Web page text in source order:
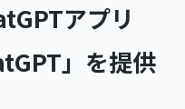
アプリ
」を提供